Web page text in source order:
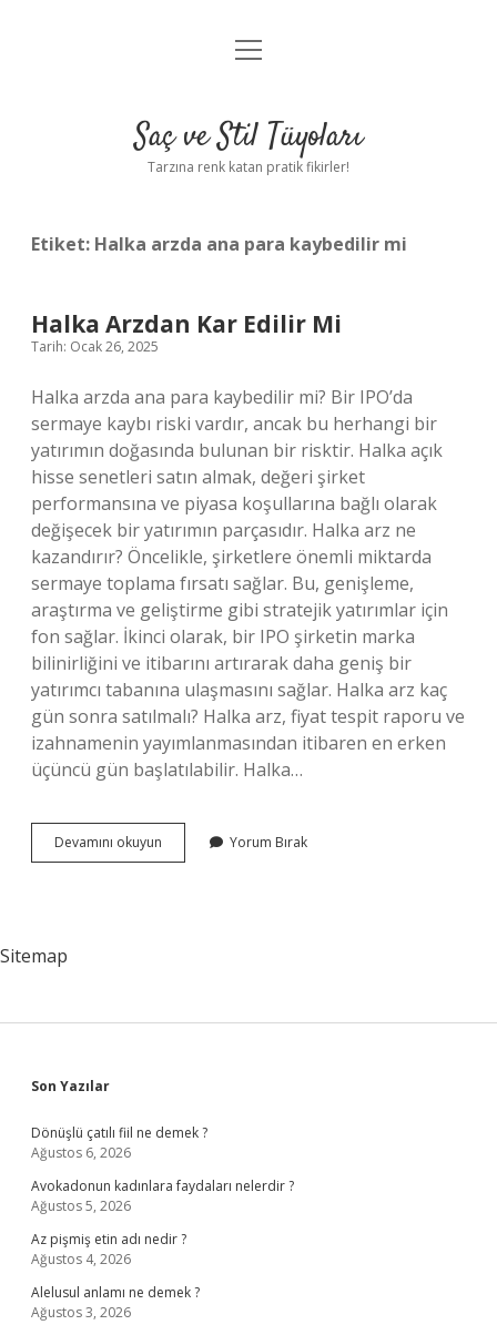
Anasayfa
Yasal Uyarı
menüyü
Saç ve Stil Tüyoları
Tarzına renk katan pratik fikirler!
Etiket: Halka arzda ana para kaybedilir mi
Halka Arzdan Kar Edilir Mi
Tarih: Ocak 26, 2025
Halka arzda ana para kaybedilir mi? Bir IPO’da
sermaye kaybı riski vardır, ancak bu herhangi bir
yatırımın doğasında bulunan bir risktir. Halka açık
hisse senetleri satın almak, değeri şirket
performansına ve piyasa koşullarına bağlı olarak
değişecek bir yatırımın parçasıdır. Halka arz ne
kazandırır? Öncelikle, şirketlere önemli miktarda
sermaye toplama fırsatı sağlar. Bu, genişleme,
araştırma ve geliştirme gibi stratejik yatırımlar için
fon sağlar. İkinci olarak, bir IPO şirketin marka
bilinirliğini ve itibarını artırarak daha geniş bir
yatırımcı tabanına ulaşmasını sağlar. Halka arz kaç
gün sonra satılmalı? Halka arz, fiyat tespit raporu ve
izahnamenin yayımlanmasından itibaren en erken
üçüncü gün başlatılabilir. Halka…
Devamını okuyun
Arzdan
Yorum Bırak
Sitemap
Sidebar
Son Yazılar
Dönüşlü çatılı fiil ne demek ?
Ağustos 6, 2026
Avokadonun kadınlara faydaları nelerdir ?
Ağustos 5, 2026
Az pişmiş etin adı nedir ?
Ağustos 4, 2026
Alelusul anlamı ne demek ?
Ağustos 3, 2026